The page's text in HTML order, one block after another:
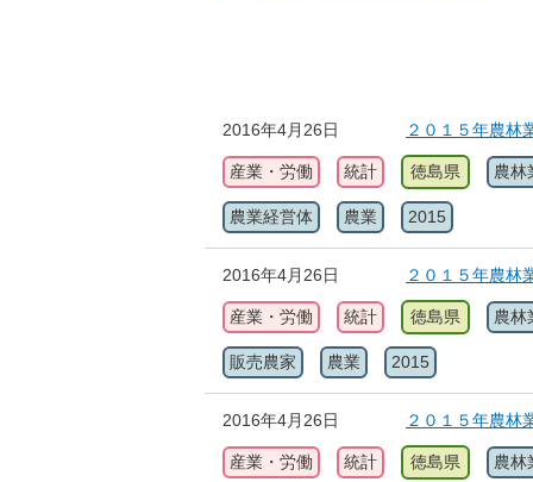
2016年4月26日 ２０１５年農林
産業・労働 統計 徳島県 農林
農業経営体 農業 2015
2016年4月26日 ２０１５年農林
産業・労働 統計 徳島県 農林
販売農家 農業 2015
2016年4月26日 ２０１５年農林
産業・労働 統計 徳島県 農林